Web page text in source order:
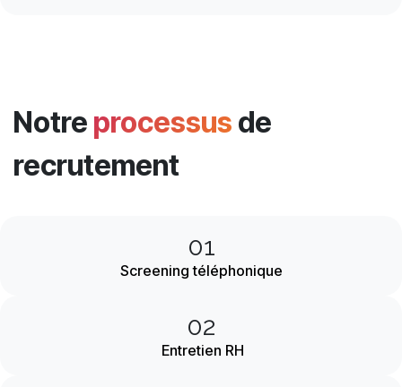
Notre processus de
recrutement
01
Screening téléphonique
02
Entretien RH